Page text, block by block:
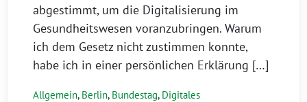
abgestimmt, um die Digitalisierung im
Gesundheitswesen voranzubringen. Warum
ich dem Gesetz nicht zustimmen konnte,
habe ich in einer persönlichen Erklärung […]
Allgemein, Berlin, Bundestag, Digitales